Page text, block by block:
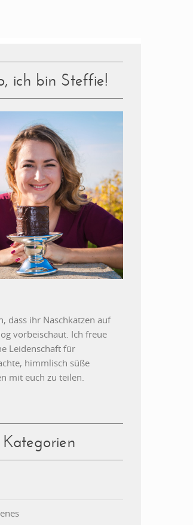
ich bin Steffie!
dass ihr Naschkatzen auf
vorbeischaut. Ich freue
Leidenschaft für
himmlisch süße
mit euch zu teilen.
Kategorien